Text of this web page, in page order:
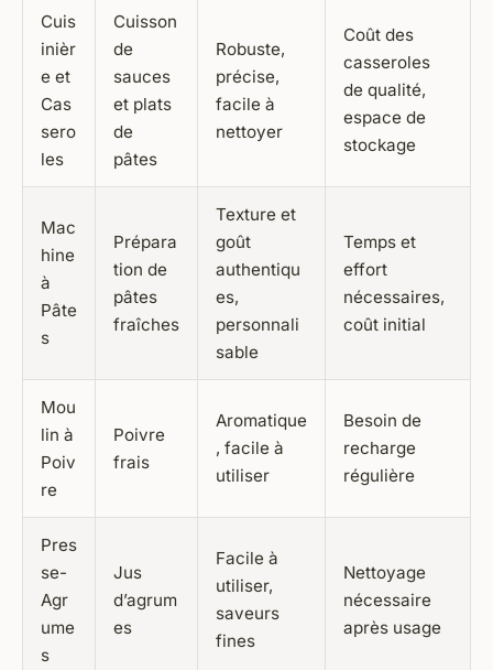
Cuis
inièr
e et
Cas
sero
les
Cuisson
de
sauces
et plats
de
pâtes
Robuste,
précise,
facile à
nettoyer
Coût des
casseroles
de qualité,
espace de
stockage
Mac
hine
à
Pâte
s
Prépara
tion de
pâtes
fraîches
Texture et
goût
authentiqu
es,
personnali
sable
Temps et
effort
nécessaires,
coût initial
Mou
lin à
Poiv
re
Poivre
frais
Aromatique
, facile à
utiliser
Besoin de
recharge
régulière
Pres
se-
Agr
ume
s
Jus
d’agrum
es
Facile à
utiliser,
saveurs
fines
Nettoyage
nécessaire
après usage